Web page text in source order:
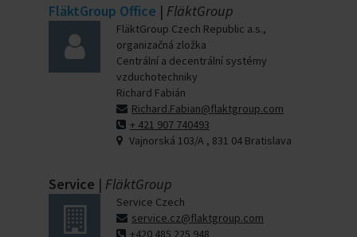
FläktGroup Office | FläktGroup
FläktGroup Czech Republic a.s.,
organizačná zložka
Centrální a decentrální systémy
vzduchotechniky
Richard Fabián
Richard.Fabian@flaktgroup.com
+ 421 907 740493
Vajnorská 103/A , 831 04 Bratislava
Service | FläktGroup
Service Czech
service.cz@flaktgroup.com
+420 485 225 948